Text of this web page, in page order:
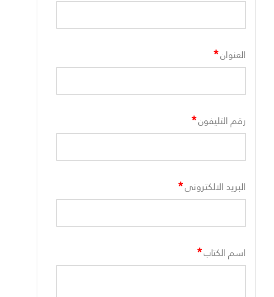
العنوان*
رقم التليفون*
البريد الالكترونى*
اسم الكتاب*